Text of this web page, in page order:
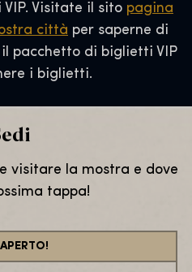
Visitate il sito pagina
città per saperne di
pacchetto di biglietti VIP
i biglietti.
visitare la mostra e dove
tappa!